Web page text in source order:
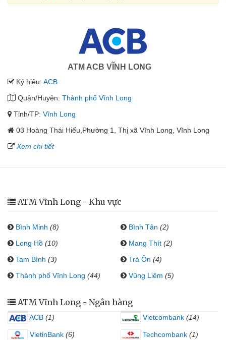
ATM ACB VĨNH LONG
Ký hiệu: ACB
Quận/Huyện: Thành phố Vĩnh Long
Tỉnh/TP: Vĩnh Long
03 Hoàng Thái Hiếu,Phường 1, Thị xã Vĩnh Long, Vĩnh Long
Xem chi tiết
ATM Vĩnh Long - Khu vực
Bình Minh (8) Bình Tân (2)
Long Hồ (10) Mang Thít (2)
Tam Bình (3) Trà Ôn (4)
Thành phố Vĩnh Long (44) Vũng Liêm (5)
ATM Vĩnh Long - Ngân hàng
ACB (1) Vietcombank (14)
VietinBank (6) Techcombank (1)